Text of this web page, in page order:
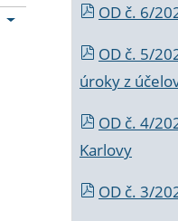
OD č. 6/
OD č. 5/
úroky z
OD č. 4/
Karlovy
OD č. 3/